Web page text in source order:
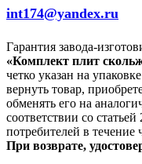
int174@yandex.ru
Гарантия завода-
«Комплект плит
четко указан на
вернуть товар,
обменять его на
соответствии со
потребителей в течение
При возврате,